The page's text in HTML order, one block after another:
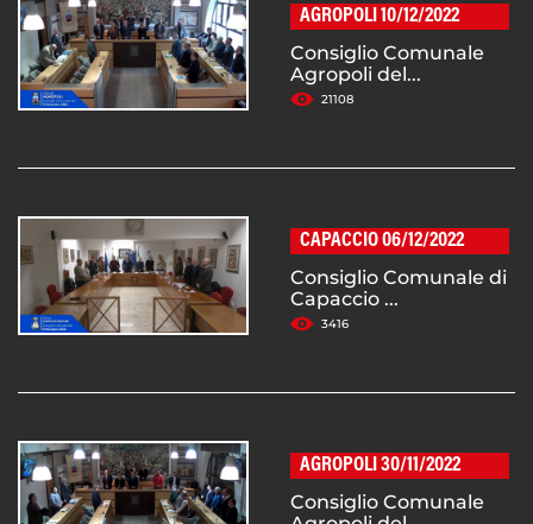
AGROPOLI 10/12/2022
Consiglio Comunale
Agropoli del...
21108
CAPACCIO 06/12/2022
Consiglio Comunale di
Capaccio ...
3416
AGROPOLI 30/11/2022
Consiglio Comunale